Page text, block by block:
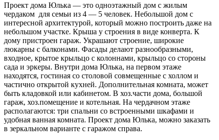
Проект дома Юлька — это одноэтажный дом с жилым
чердаком для семьи из 4 — 5 человек. Небольшой дом с
интересной архитектурой, который можно построить даже на
небольшом участке. Крыша у строения в виде конверта. К
дому пристроен гараж. Украшают строение, широкие
люкарны с балконами. Фасады делают разнообразными,
входное, крытое крыльцо с колоннами, крыльцо со стороны
сада и эркеры. Внутри дома Юлька, на первом этаже
находятся, гостиная со столовой совмещенные с холлом и
частично открытой кухней. Дополнительная комната, может
быть кладовкой или кабинетом. В хоз.части дома, большой
гараж, хоз.помещение и котельная. На чердачном этаже
располагаются: три спальни со встроенными шкафами и
удобная ванная комната. Проект дома Юлька, можно заказать
в зеркальном варианте с гаражом справа.